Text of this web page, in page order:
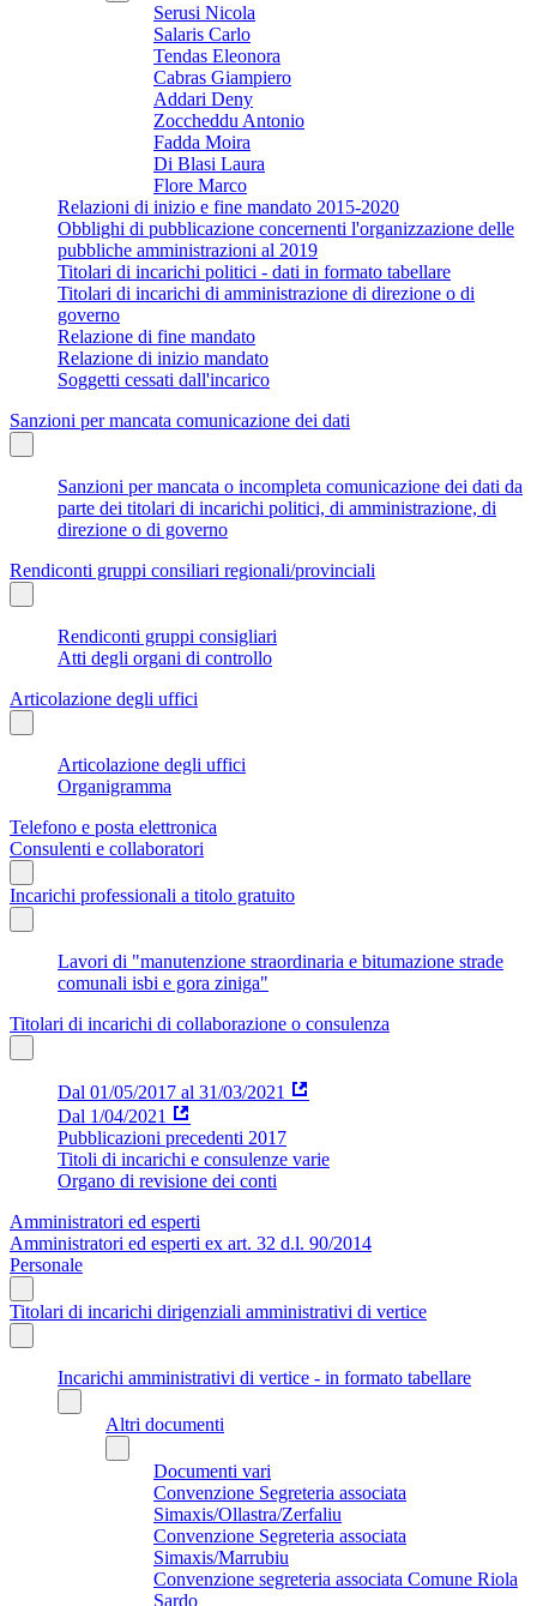
Serusi Nicola
Salaris Carlo
Tendas Eleonora
Cabras Giampiero
Addari Deny
Zoccheddu Antonio
Fadda Moira
Di Blasi Laura
Flore Marco
Relazioni di inizio e fine mandato 2015-2020
Obblighi di pubblicazione concernenti l'organizzazione delle
pubbliche amministrazioni al 2019
Titolari di incarichi politici - dati in formato tabellare
Titolari di incarichi di amministrazione di direzione o di
governo
Relazione di fine mandato
Relazione di inizio mandato
Soggetti cessati dall'incarico
Sanzioni per mancata comunicazione dei dati
Sanzioni per mancata o incompleta comunicazione dei dati da
parte dei titolari di incarichi politici, di amministrazione, di
direzione o di governo
Rendiconti gruppi consiliari regionali/provinciali
Rendiconti gruppi consigliari
Atti degli organi di controllo
Articolazione degli uffici
Articolazione degli uffici
Organigramma
Telefono e posta elettronica
Consulenti e collaboratori
Incarichi professionali a titolo gratuito
Lavori di "manutenzione straordinaria e bitumazione strade
comunali isbi e gora ziniga"
Titolari di incarichi di collaborazione o consulenza
Dal 01/05/2017 al 31/03/2021
Dal 1/04/2021
Pubblicazioni precedenti 2017
Titoli di incarichi e consulenze varie
Organo di revisione dei conti
Amministratori ed esperti
Amministratori ed esperti ex art. 32 d.l. 90/2014
Personale
Titolari di incarichi dirigenziali amministrativi di vertice
Incarichi amministrativi di vertice - in formato tabellare
Altri documenti
Documenti vari
Convenzione Segreteria associata
Simaxis/Ollastra/Zerfaliu
Convenzione Segreteria associata
Simaxis/Marrubiu
Convenzione segreteria associata Comune Riola
Sardo